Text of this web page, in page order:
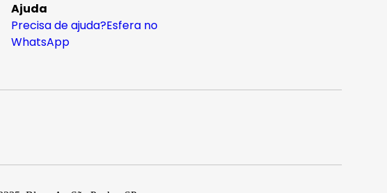
Ajuda
Precisa de ajuda?Esfera no
WhatsApp